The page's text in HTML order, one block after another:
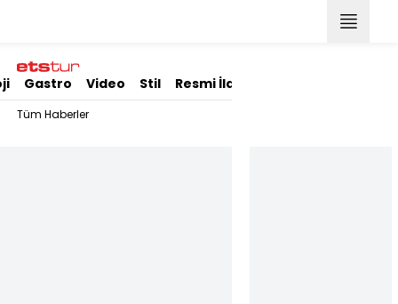
Gastro Video Stil Resmi İlanlar
Tüm Haberler